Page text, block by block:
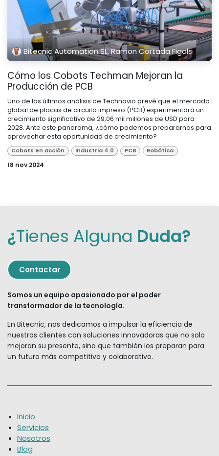
Bitecnic Automation SL, Ramon Cortada Figols
Cómo los Cobots Techman Mejoran la
Producción de PCB​
Uno de los últimos análisis de Technavio prevé que el mercado
global de placas de circuito impreso (PCB) experimentará un
crecimiento significativo de 29,06 mil millones de USD para
2028. Ante este panorama, ¿cómo podemos prepararnos para
aprovechar esta oportunidad de crecimiento?
Cobots en acción Industria 4.0 PCB Robótica
18 nov 2024
¿Tienes Alguna Duda?
Contactar
Somos un equipo apasionado por el poder
transformador de la tecnología.
En Bitecnic, nos dedicamos a impulsar la eficiencia de
nuestros clientes con soluciones innovadoras que no solo
mejoran su presente, sino que también los preparan para
un futuro más competitivo y colaborativo.
Inicio
Servicios
Nosotros
Blog